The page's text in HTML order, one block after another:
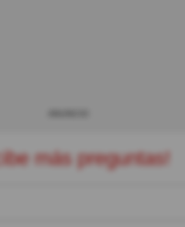
más preguntas!